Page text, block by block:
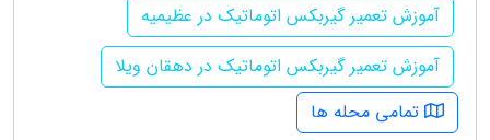
آموزش تعمیر گیربکس اتوماتیک در عظیمیه
آموزش تعمیر گیربکس اتوماتیک در دهقان ویلا
تمامی محله ها